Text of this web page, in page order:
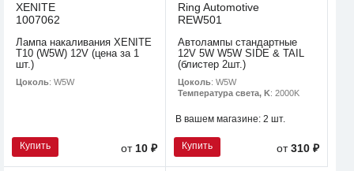
XENITE
1007062
Лампа накаливания XENITE
T10 (W5W) 12V (цена за 1
шт.)
Цоколь: W5W
Купить от 10 ₽
Ring Automotive
REW501
Автолампы стандартные
12V 5W W5W SIDE & TAIL
(блистер 2шт.)
Цоколь: W5W
Температура света, K: 2000K
В вашем магазине: 2 шт.
Купить от310 ₽